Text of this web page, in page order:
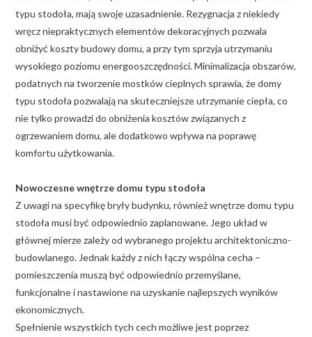
typu stodoła, mają swoje uzasadnienie. Rezygnacja z niekiedy
wręcz niepraktycznych elementów dekoracyjnych pozwala
obniżyć koszty budowy domu, a przy tym sprzyja utrzymaniu
wysokiego poziomu energooszczędności. Minimalizacja obszarów,
podatnych na tworzenie mostków cieplnych sprawia, że domy
typu stodoła pozwalają na skuteczniejsze utrzymanie ciepła, co
nie tylko prowadzi do obniżenia kosztów związanych z
ogrzewaniem domu, ale dodatkowo wpływa na poprawę
komfortu użytkowania.
Nowoczesne wnętrze domu typu stodoła
Z uwagi na specyfikę bryły budynku, również wnętrze domu typu
stodoła musi być odpowiednio zaplanowane. Jego układ w
głównej mierze zależy od wybranego projektu architektoniczno-
budowlanego. Jednak każdy z nich łączy wspólna cecha –
pomieszczenia muszą być odpowiednio przemyślane,
funkcjonalne i nastawione na uzyskanie najlepszych wyników
ekonomicznych.
Spełnienie wszystkich tych cech możliwe jest poprzez